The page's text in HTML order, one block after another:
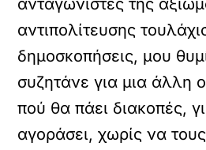
ανταγωνιστές της
αντιπολίτευσης
δημοσκοπήσεις, μου
συζητάνε για μια άλλη
πού θα πάει διακοπές,
αγοράσει, χωρίς να τους